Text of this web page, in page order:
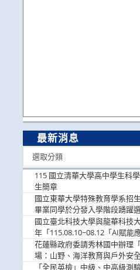
最新消息
選取分類
115 國立清華大學高中學生科
生簡章
國立東華大學特殊教育學系招
畢業同學於分發入學階段踴躍
國立臺北科技大學與龍華科技
年「115.08.10~08.12「AI賦能
歡迎學生踴躍報名參加
花蓮縣政府委請秀林國中辦理
場：山野、海洋教育與戶外安
參加
「全民英檢」中級、中高級測